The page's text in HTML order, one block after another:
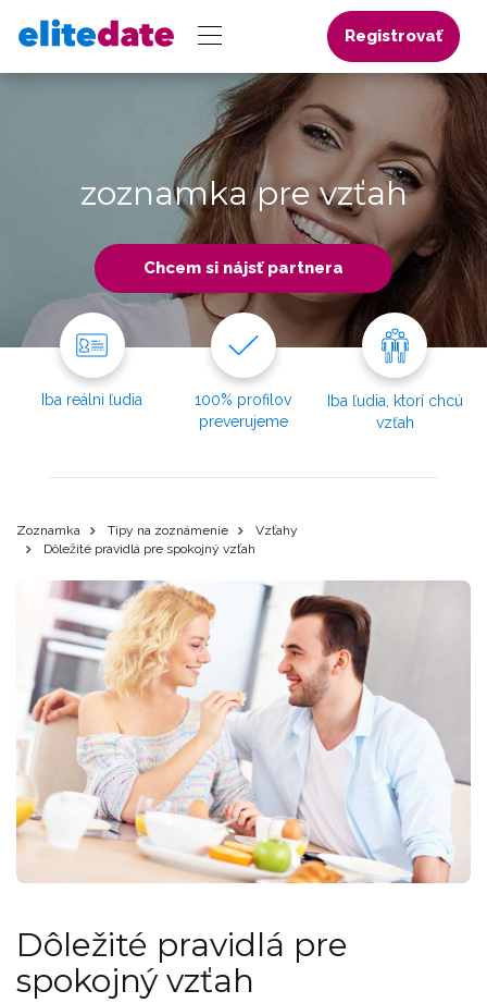
Registrovať
zoznamka pre vzťah
Chcem si nájsť partnera
Iba reálni ľudia
100% profilov
preverujeme
Iba ľudia, ktorí chcú
vzťah
Zoznamka Tipy na zoznámenie
Vzťahy
Dôležité pravidlá pre spokojný vzťah
Dôležité pravidlá pre
spokojný vzťah